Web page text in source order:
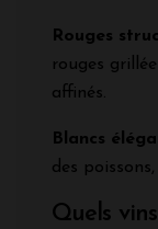
Rouges
rouges
affinés.
Blancs
des
Quels